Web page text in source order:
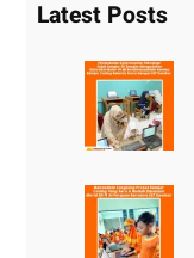
rLatest Posts